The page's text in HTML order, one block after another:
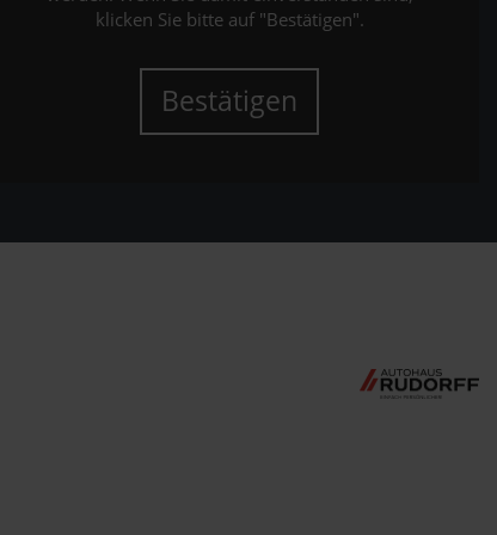
klicken Sie bitte auf "Bestätigen".
Bestätigen